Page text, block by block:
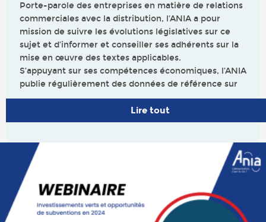
Porte-parole des entreprises en matière de relations
commerciales avec la distribution, l’ANIA a pour
mission de suivre les évolutions législatives sur ce
sujet et d’informer et conseiller ses adhérents sur la
mise en œuvre des textes applicables.
S’appuyant sur ses compétences économiques, l’ANIA
publie régulièrement des données de référence sur
le secteur, que ce soit au niveau français comme
un accompagnement aux entreprises qui souhaitent
se développer à l’export combinant veille, échanges,
mutualisation et opportunités commerciales. L’ANIA
s’engage auprès de la Team France Export pour
redévelopper les parts de marché françaises
mondiale et refaire de la France une grande
Lire tout